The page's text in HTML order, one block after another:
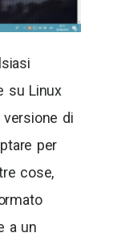
su Linux
versione di
per
cose,
a un